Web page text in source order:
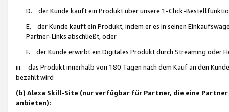
D. der Kunde kauft ein Produkt über unsere 1-Click-
E. der Kunde kauft ein Produkt, indem er es in seinen
Partner-Links abschließt, oder
F. der Kunde erwirbt ein Digitales Produkt durch Streaming oder
iii. das Produkt innerhalb von 180 Tagen nach dem Kauf an den
bezahlt wird
(b) Alexa Skill-Site (nur verfügbar für Partner, die eine
anbieten):